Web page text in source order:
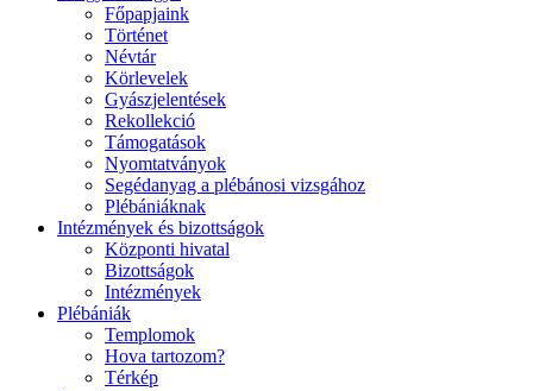
Főpapjaink
Történet
Névtár
Körlevelek
Gyászjelentések
Rekollekció
Támogatások
Nyomtatványok
Segédanyag a plébánosi vizsgához
Plébániáknak
Intézmények és bizottságok
Központi hivatal
Bizottságok
Intézmények
Plébániák
Templomok
Hova tartozom?
Térkép